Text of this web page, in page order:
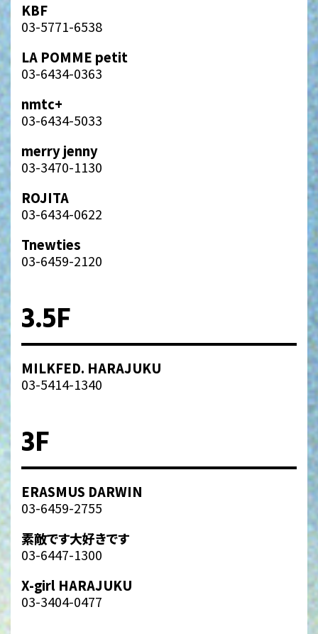
KBF
03-5771-6538
LA POMME petit
03-6434-0363
nmtc+
03-6434-5033
merry jenny
03-3470-1130
ROJITA
03-6434-0622
Tnewties
03-6459-2120
3.5F
MILKFED. HARAJUKU
03-5414-1340
3F
ERASMUS DARWIN
03-6459-2755
素敵です大好きです
03-6447-1300
X-girl HARAJUKU
03-3404-0477